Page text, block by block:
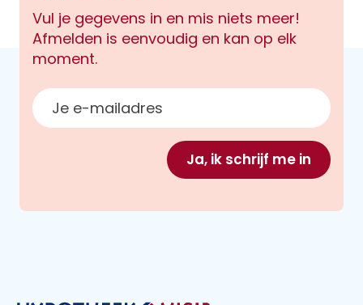
Vul je gegevens in en mis niets meer!
Afmelden is eenvoudig en kan op elk
moment.
E-mailadres
Ja, ik schrijf me in